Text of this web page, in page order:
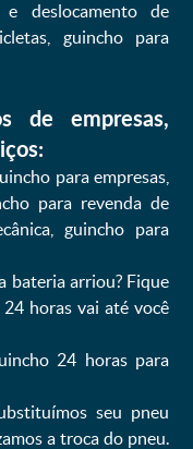
deslocamento de
guincho para
de empresas,
para empresas,
para revenda de
guincho para
bateria arriou? Fique
horas vai até você
24 horas para
seu pneu
a troca do pneu.